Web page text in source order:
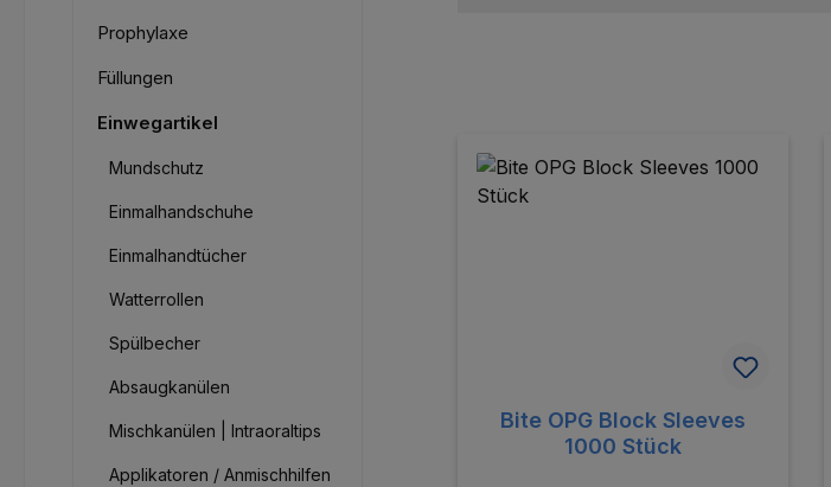
Prophylaxe
Füllungen
Einwegartikel
Mundschutz
Einmalhandschuhe
Einmalhandtücher
Watterrollen
Spülbecher
Absaugkanülen
Mischkanülen | Intraoraltips
Applikatoren / Anmischhilfen
Bite OPG Block Sleeves
1000 Stück